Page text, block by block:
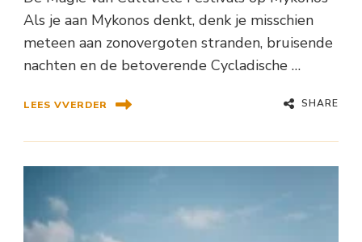
Als je aan Mykonos denkt, denk je misschien
meteen aan zonovergoten stranden, bruisende
nachten en de betoverende Cycladische …
LEES VVERDER SHARE